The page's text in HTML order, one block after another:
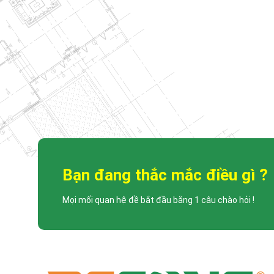
Th10
Bạn đang thắc mắc điều gì ?
Mọi mối quan hệ đề bắt đầu bằng 1 câu chào hỏi !